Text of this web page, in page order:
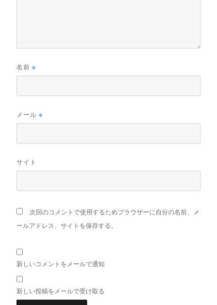
名前※
メール※
サイト
次回のコメントで使用するためブラウザーに自分の名前、メ
ールアドレス、サイトを保存する。
新しいコメントをメールで通知
新しい投稿をメールで受け取る